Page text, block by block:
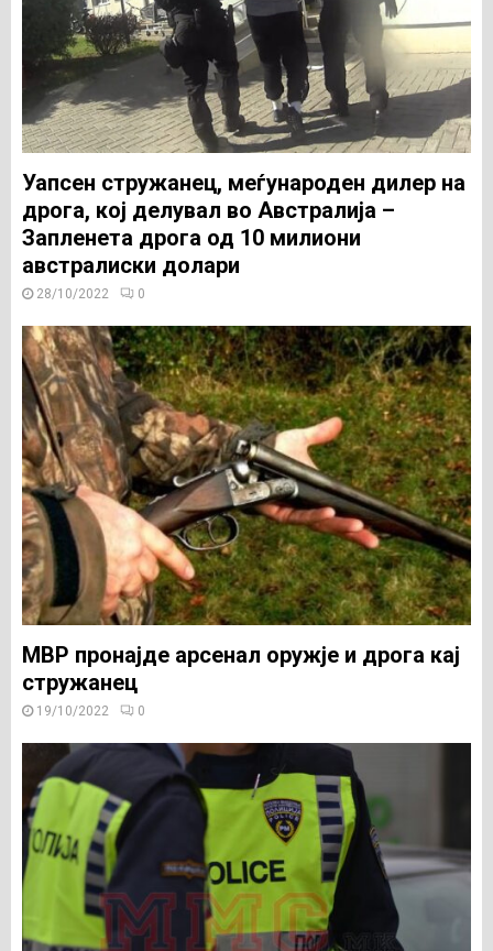
Уапсен стружанец, меѓународен дилер на
дрога, кој делувал во Австралија –
Запленета дрога од 10 милиони
австралиски долари
28/10/2022 0
МВР пронајде арсенал оружје и дрога кај
стружанец
19/10/2022 0